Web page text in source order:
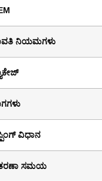
ನಿಯಮಗಳು
ವಿಧಾನ
ಸಮಯ